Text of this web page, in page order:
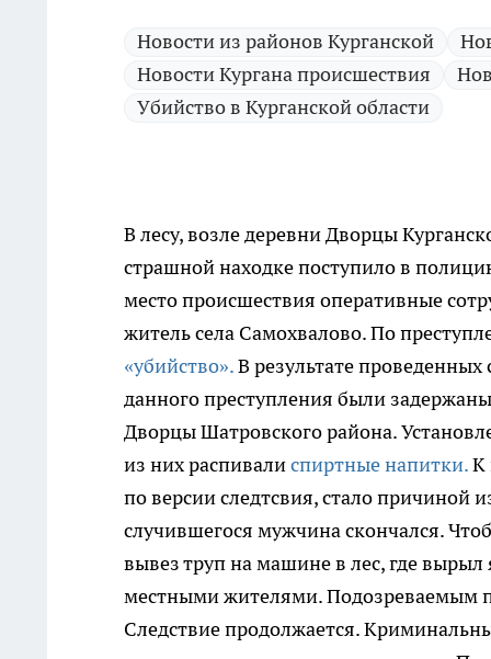
Новости из районов Курганской
Новости Кургана происшествия
Убийство в Курганской области
В лесу, возле деревни Дворцы
страшной находке поступило в
место происшествия оперативные
житель села Самохвалово. По
«убийство».В результате
данного преступления были
Дворцы Шатровского района.
из них распивалиспиртные напитки.К
по версии следтсвия, стало причиной
случившегося мужчина скончался.
вывез труп на машине в лес, где
местными жителями. Подозреваемым
Следствие продолжается.